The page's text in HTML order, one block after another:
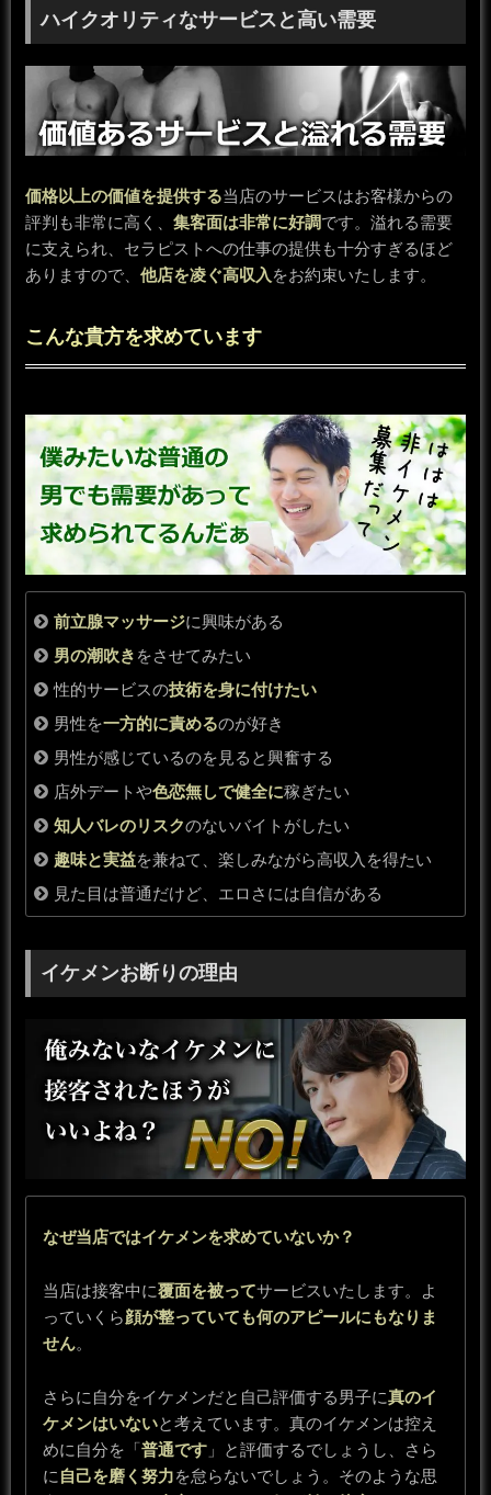
ハイクオリティなサービスと高い需要
価格以上の価値を提供する当店のサービスはお客様からの
評判も非常に高く、 集客面は非常に好調です。溢れる需要
に支えられ、セラピストへの仕事の提供も十分すぎるほど
ありますので、 他店を凌ぐ高収入 をお約束いたします。
こんな貴方を求めています
前立腺マッサージに興味がある
男の潮吹き をさせてみたい
性的サービスの技術を身に付けたい
男性を一方的に責めるのが好き
男性が感じているのを見ると興奮する
店外デートや色恋無しで健全に稼ぎたい
知人バレのリスクのないバイトがしたい
趣味と実益を兼ねて、楽しみながら高収入を得たい
見た目は普通だけど、エロさには自信がある
イケメンお断りの理由
なぜ当店ではイケメンを求めていないか？
当店は接客中に覆面を被ってサービスいたします。よ
っていくら顔が整っていても何のアピールにもなりま
せん。
さらに自分をイケメンだと自己評価する男子に真のイ
ケメンはいないと考えています。真のイケメンは控え
めに自分を「普通です」と評価するでしょうし、さら
に 自己を磨く努力を怠らないでしょう。そのような思